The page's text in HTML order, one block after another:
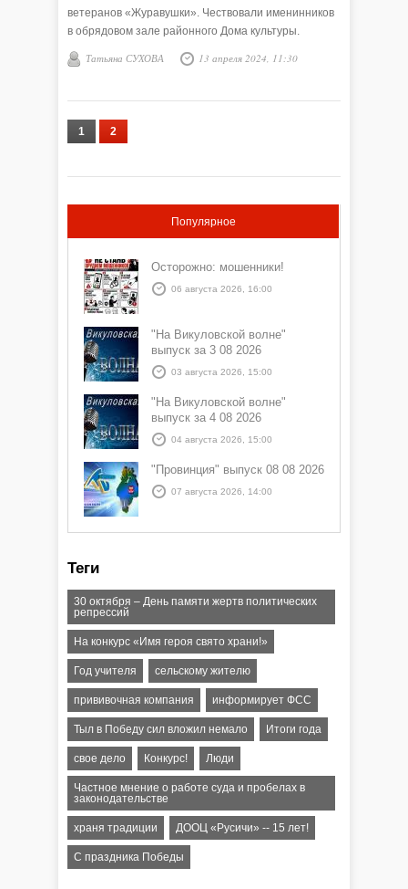
ветеранов «Журавушки». Чествовали именинников
в обрядовом зале районного Дома культуры.
Татьяна СУХОВА 13 апреля 2024, 11:30
1 2
Популярное
Осторожно: мошенники!
06 августа 2026, 16:00
"На Викуловской волне"
выпуск за 3 08 2026
03 августа 2026, 15:00
"На Викуловской волне"
выпуск за 4 08 2026
04 августа 2026, 15:00
"Провинция" выпуск 08 08 2026
07 августа 2026, 14:00
Теги
30 октября – День памяти жертв политических
репрессий
На конкурс «Имя героя свято храни!»
Год учителя сельскому жителю
прививочная компания информирует ФСС
Тыл в Победу сил вложил немало Итоги года
свое дело Конкурс! Люди
Частное мнение о работе суда и пробелах в
законодательстве
храня традиции ДООЦ «Русичи» -- 15 лет!
С праздника Победы